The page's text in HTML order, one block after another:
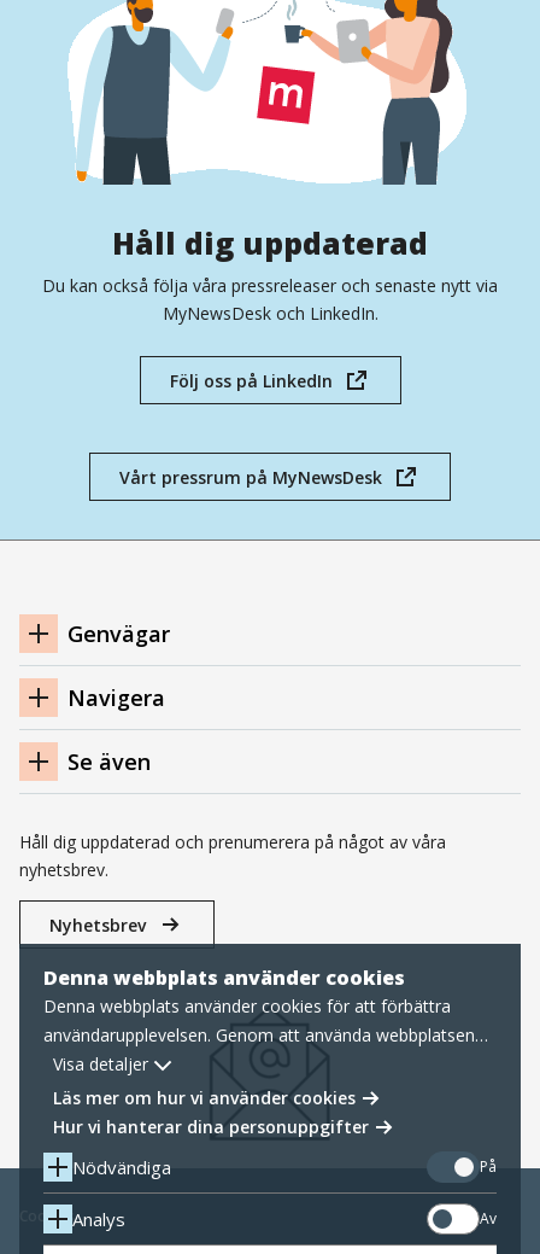
Denna webbplats använder cookies
Denna webbplats använder cookies för att förbättra
användarupplevelsen. Genom att använda webbplatsen
samtycker du till nödvändiga cookies, läs mer nedan om
hur vi hanterar cookies samt personuppgifter.
Visa detaljer
Läs mer om hur vi använder cookies
Hur vi hanterar dina personuppgifter
Nödvändiga På
Analys Av
Håll dig uppdaterad
Du kan också följa våra pressreleaser och senaste nytt via
MyNewsDesk och LinkedIn.
Följ oss på LinkedIn
(öppnas
nytt
fönster)
Vårt pressrum på MyNewsDesk
(öppnas
nytt
Navigation
sidfot
Genvägar
Navigera
Se även
Håll dig uppdaterad och prenumerera på något av våra
nyhetsbrev.
Nyhetsbrev
Cookies